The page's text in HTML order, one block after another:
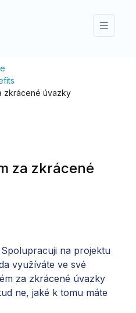
zkrácené úvazky
za zkrácené
na projektu
využíváte ve své
za zkrácené úvazky
ne, jaké k tomu máte